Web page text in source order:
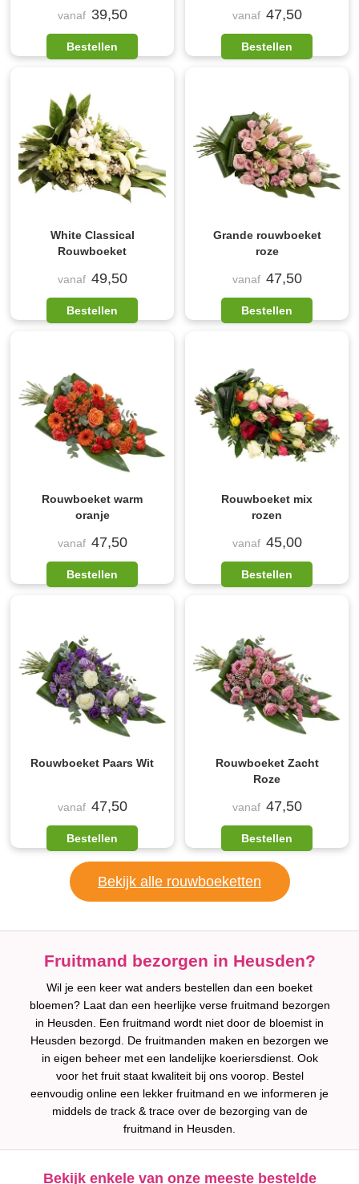
vanaf 39,50
Bestellen
vanaf 47,50
Bestellen
White Classical
Rouwboeket
vanaf 49,50
Bestellen
Grande rouwboeket
roze
vanaf 47,50
Bestellen
Rouwboeket warm
oranje
vanaf 47,50
Bestellen
Rouwboeket mix
rozen
vanaf 45,00
Bestellen
Rouwboeket Paars Wit
vanaf 47,50
Bestellen
Rouwboeket Zacht
Roze
vanaf 47,50
Bestellen
Bekijk alle rouwboeketten
Fruitmand bezorgen in Heusden?
Wil je een keer wat anders bestellen dan een boeket
bloemen? Laat dan een heerlijke verse fruitmand bezorgen
in Heusden. Een fruitmand wordt niet door de bloemist in
Heusden bezorgd. De fruitmanden maken en bezorgen we
in eigen beheer met een landelijke koeriersdienst. Ook
voor het fruit staat kwaliteit bij ons voorop. Bestel
eenvoudig online een lekker fruitmand en we informeren je
middels de track & trace over de bezorging van de
fruitmand in Heusden.
Bekijk enkele van onze meeste bestelde